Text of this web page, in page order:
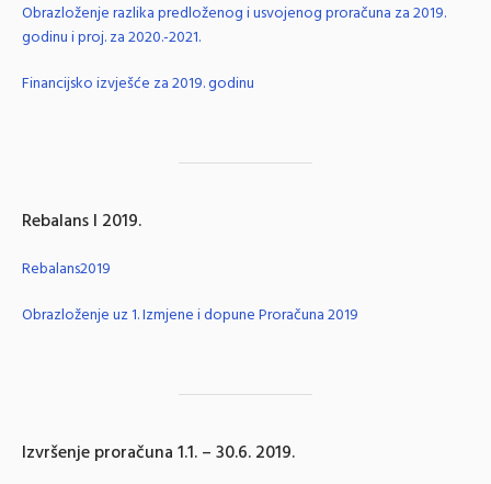
Obrazloženje razlika predloženog i usvojenog proračuna za 2019.
godinu i proj. za 2020.-2021.
Financijsko izvješće za 2019. godinu
Rebalans I 2019.
Rebalans2019
Obrazloženje uz 1. Izmjene i dopune Proračuna 2019
Izvršenje proračuna 1.1. – 30.6. 2019.